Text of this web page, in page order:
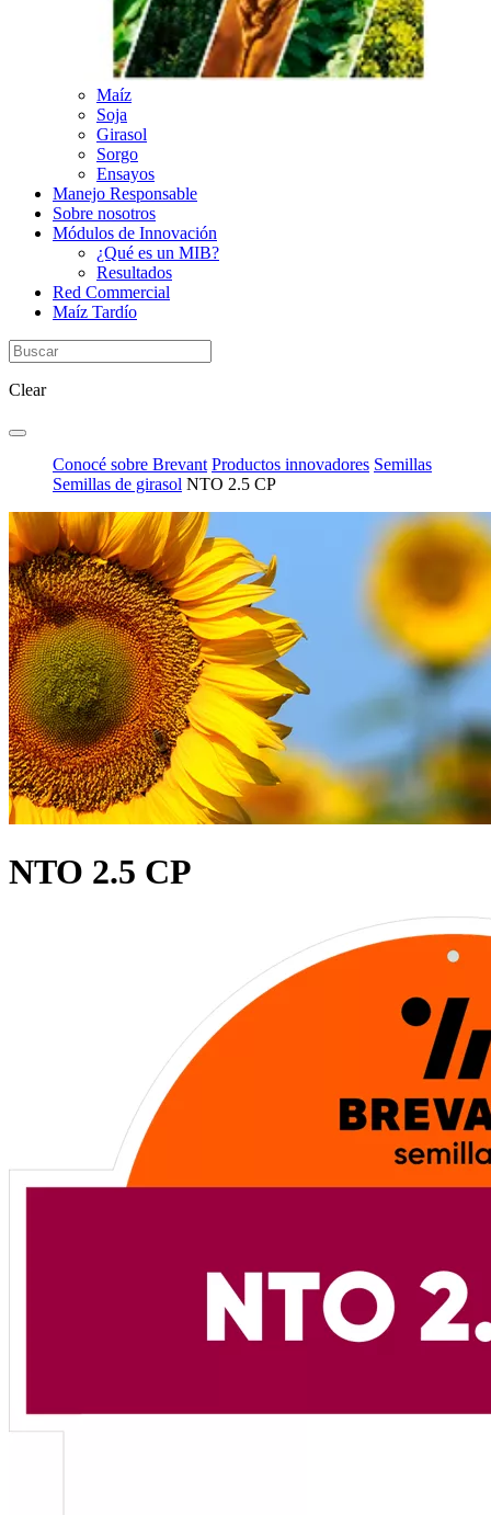
Maíz
Soja
Girasol
Sorgo
Ensayos
Manejo Responsable
Sobre nosotros
Módulos de Innovación
¿Qué es un MIB?
Resultados
Red Commercial
Maíz Tardío
Clear
Conocé sobre Brevant Productos innovadores Semillas
Semillas de girasol NTO 2.5 CP
NTO 2.5 CP